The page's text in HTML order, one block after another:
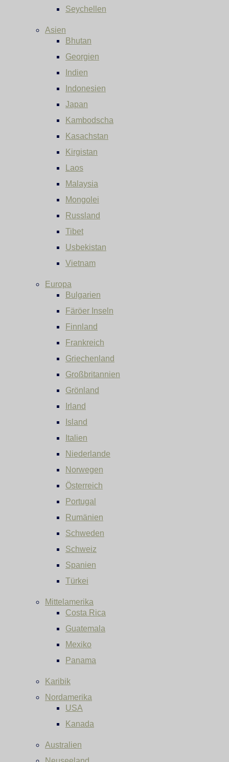
Seychellen
Asien
Bhutan
Georgien
Indien
Indonesien
Japan
Kambodscha
Kasachstan
Kirgistan
Laos
Malaysia
Mongolei
Russland
Tibet
Usbekistan
Vietnam
Europa
Bulgarien
Färöer Inseln
Finnland
Frankreich
Griechenland
Großbritannien
Grönland
Irland
Island
Italien
Niederlande
Norwegen
Österreich
Portugal
Rumänien
Schweden
Schweiz
Spanien
Türkei
Mittelamerika
Costa Rica
Guatemala
Mexiko
Panama
Karibik
Nordamerika
USA
Kanada
Australien